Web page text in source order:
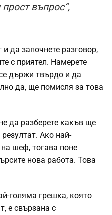
въпрос“,
да започнете разговор,
с приятел. Намерете
държи твърдо и да
да, ще помисля за това
да разберете какъв ще
Ако най-
шеф, тогава поне
нова работа. Това
голяма грешка, която
е свързана с